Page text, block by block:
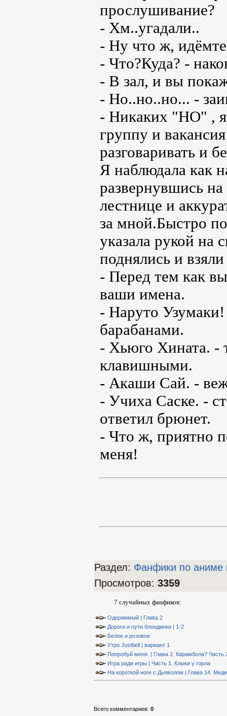
прослушивание?
- Хм..угадали..
- Ну что ж,
- Что?Куда? -
- В зал, и вы
- Но..но..но... -
- Никаких "НО" , я
группу и
разговаривать и
Я наблюдала как
развернувшись
лестнице и
за мной.Быстро
указала рукой на
поднялись и
- Перед тем как
ваши имена.
- Наруто
барабанами.
- Хьюго Хината. -
клавишными.
- Акаши Сай. -
- Учиха Саске. -
ответил брюнет.
- Что ж, приятно
меня!
Раздел: Фанфики по аниме
Просмотров: 3359
7 случайных фанфиков:
Одержимый | Глава 2
Дороги и пути блондинки | 1-2
Белое и розовое
Утро Justbell | вариант 1
Попробуй меня. | Глава 2. Карамбола? Часть
Игра ради игры | Часть 1. Клыки у горла
На короткой ноге с Дьяволом | Глава 14.
Всего комментариев: 0